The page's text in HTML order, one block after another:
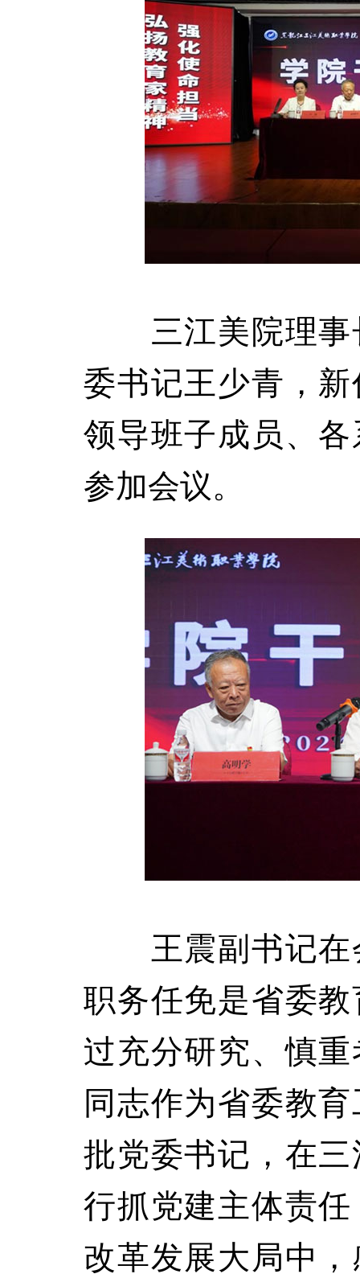
三江美院理事
委书记王少青，
领导班子成员、
参加会议。
王震副书记在
职务任免是省委
过充分研究、慎
同志作为省委教
批党委书记，在
行抓党建主体责
改革发展大局中